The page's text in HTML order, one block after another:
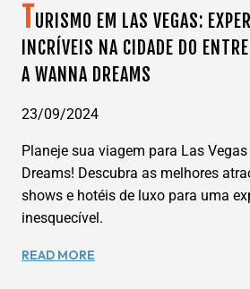
DHABI:
MAGIA
GANHA
NOVO
NO
ORIENTE
MÉDIO
TURISMO EM LAS VEGAS:
INCRÍVEIS NA CIDADE DO
A WANNA DREAMS
23/09/2024
Planeje sua viagem para Las
Dreams! Descubra as melhores
shows e hotéis de luxo para uma
inesquecível.
READ MORE